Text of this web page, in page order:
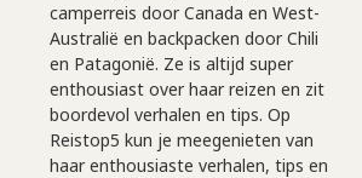
camperreis door Canada en West-
Australië en backpacken door Chili
en Patagonië. Ze is altijd super
enthousiast over haar reizen en zit
boordevol verhalen en tips. Op
Reistop5 kun je meegenieten van
haar enthousiaste verhalen, tips en